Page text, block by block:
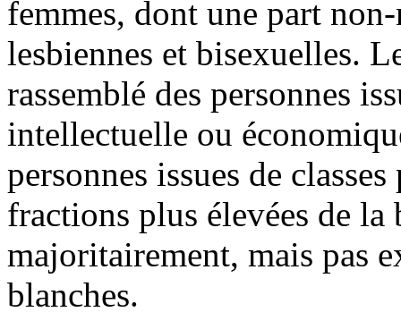
femmes, dont une part
lesbiennes et bisexuelles.
rassemblé des personnes
intellectuelle ou
personnes issues de
fractions plus élevées de
majoritairement, mais pas
blanches.